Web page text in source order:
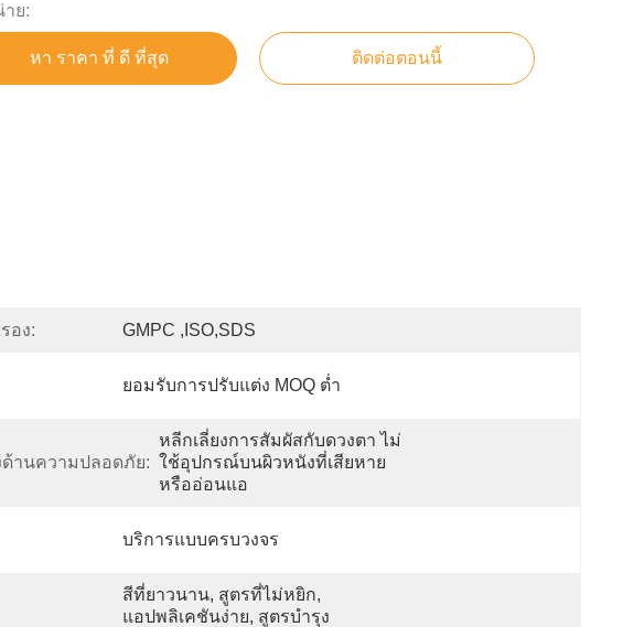
ย:
หา ราคา ที่ ดี ที่สุด ติดต่อตอนนี้
อง: GMPC ,ISO,SDS
ยอมรับการปรับแต่ง MOQ ต่ำ
านความปลอดภัย:
หลีกเลี่ยงการสัมผัสกับดวงตา ไม่
ใช้อุปกรณ์บนผิวหนังที่เสียหาย
หรืออ่อนแอ
บริการแบบครบวงจร
สีที่ยาวนาน, สูตรที่ไม่หยิก,
แอปพลิเคชันง่าย, สูตรบำรุง